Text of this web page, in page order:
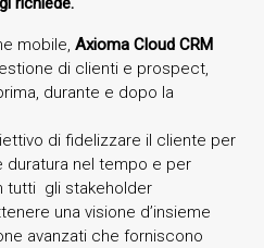
mobile, Axioma Cloud CRM
di clienti e prospect,
durante e dopo la
di fidelizzare il cliente per
duratura nel tempo e per
tutti gli stakeholder
una visione d’insieme
avanzati che forniscono